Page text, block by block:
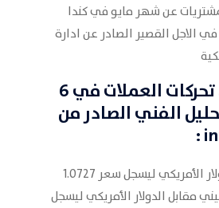
عن شهر مايو في كندا
الاجل القصير الصادر عن ادارة
، تحركات العملات في 6
الفني الصادر من
:
الأمريكي ليسجل سعر 1.0727
مقابل الدولار الأمريكي ليسجل